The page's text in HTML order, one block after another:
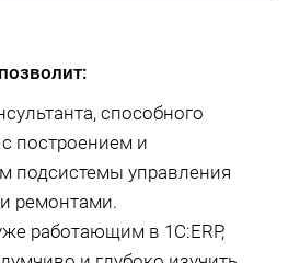
способного
построением и
подсистемы управления
ремонтами.
работающим в 1С:ERP,